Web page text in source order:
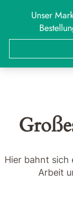
Unser
Hier bahnt sich
Arbeit